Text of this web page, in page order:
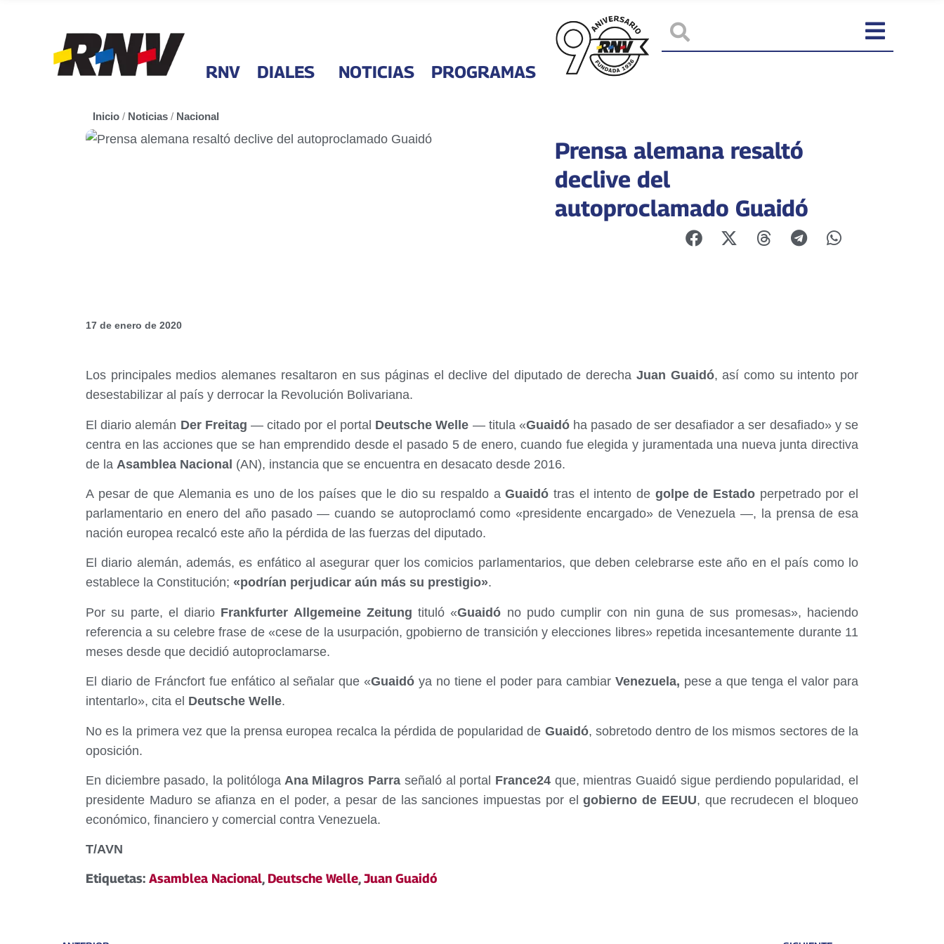
RNV DIALES NOTICIAS PROGRAMAS
Inicio / Noticias / Nacional
Prensa alemana resaltó
declive del
autoproclamado Guaidó
17 de enero de 2020
Los principales medios alemanes resaltaron en sus páginas el declive del diputado de derecha Juan Guaidó, así como su intento por
desestabilizar al país y derrocar la Revolución Bolivariana.
El diario alemán Der Freitag — citado por el portal Deutsche Welle — titula «Guaidóha pasado de ser desafiador a ser desafiado» y se
centra en las acciones que se han emprendido desde el pasado 5 de enero, cuando fue elegida y juramentada una nueva junta directiva
de la Asamblea Nacional (AN), instancia que se encuentra en desacato desde 2016.
A pesar de que Alemania es uno de los países que le dio su respaldo aGuaidó tras el intento de golpe de Estado perpetrado por el
parlamentario en enero del año pasado — cuando se autoproclamó como «presidente encargado» de Venezuela —, la prensa de esa
nación europea recalcó este año la pérdida de las fuerzas del diputado.
El diario alemán, además, es enfático al asegurar quer los comicios parlamentarios, que deben celebrarse este año en el país como lo
establece la Constitución; «podrían perjudicar aún más su prestigio».
Por su parte, el diario Frankfurter Allgemeine Zeitung tituló «Guaidó no pudo cumplir con nin guna de sus promesas», haciendo
referencia a su celebre frase de «cese de la usurpación, gpobierno de transición y elecciones libres» repetida incesantemente durante 11
meses desde que decidió autoproclamarse.
El diario de Fráncfort fue enfático al señalar que «Guaidó ya no tiene el poder para cambiar Venezuela, pese a que tenga el valor para
intentarlo», cita el Deutsche Welle.
No es la primera vez que la prensa europea recalca la pérdida de popularidad de Guaidó, sobretodo dentro de los mismos sectores de la
oposición.
En diciembre pasado, la politólogaAna Milagros Parra señaló al portal France24que, mientras Guaidó sigue perdiendo popularidad, el
presidente Maduro se afianza en el poder, a pesar de las sanciones impuestas por elgobierno de EEUU, que recrudecen el bloqueo
económico, financiero y comercial contra Venezuela.
T/AVN
Etiquetas: Asamblea Nacional, Deutsche Welle,Juan Guaidó